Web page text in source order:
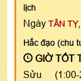
lịch
Ngày TÂN TỴ
Hắc đạo (chu
GIỜ TỐT
Sửu (1:00-